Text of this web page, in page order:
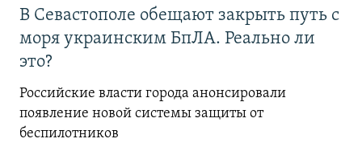
В Севастополе обещают закрыть путь с
моря украинским БпЛА. Реально ли
это?
Российские власти города анонсировали
появление новой системы защиты от
беспилотников